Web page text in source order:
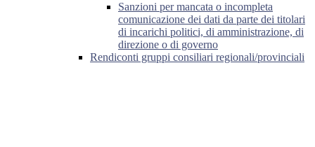
Sanzioni per mancata o incompleta
comunicazione dei dati da parte dei titolari
di incarichi politici, di amministrazione, di
direzione o di governo
Rendiconti gruppi consiliari regionali/provinciali